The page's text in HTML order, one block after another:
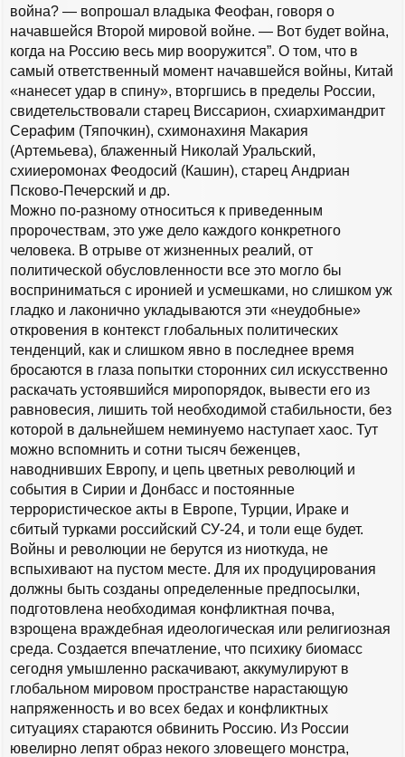
война? — вопрошал владыка Феофан, говоря о
начавшейся Второй мировой войне. — Вот будет война,
когда на Россию весь мир вооружится”. О том, что в
самый ответственный момент начавшейся войны, Китай
«нанесет удар в спину», вторгшись в пределы России,
свидетельствовали старец Виссарион, схиархимандрит
Серафим (Тяпочкин), схимонахиня Макария
(Артемьева), блаженный Николай Уральский,
схииеромонах Феодосий (Кашин), старец Андриан
Псково-Печерский и др.
Можно по-разному относиться к приведенным
пророчествам, это уже дело каждого конкретного
человека. В отрыве от жизненных реалий, от
политической обусловленности все это могло бы
восприниматься с иронией и усмешками, но слишком уж
гладко и лаконично укладываются эти «неудобные»
откровения в контекст глобальных политических
тенденций, как и слишком явно в последнее время
бросаются в глаза попытки сторонних сил искусственно
раскачать устоявшийся миропорядок, вывести его из
равновесия, лишить той необходимой стабильности, без
которой в дальнейшем неминуемо наступает хаос. Тут
можно вспомнить и сотни тысяч беженцев,
наводнивших Европу, и цепь цветных революций и
события в Сирии и Донбасс и постоянные
террористическое акты в Европе, Турции, Ираке и
сбитый турками российский СУ-24, и толи еще будет.
Войны и революции не берутся из ниоткуда, не
вспыхивают на пустом месте. Для их продуцирования
должны быть созданы определенные предпосылки,
подготовлена необходимая конфликтная почва,
взрощена враждебная идеологическая или религиозная
среда. Создается впечатление, что психику биомасс
сегодня умышленно раскачивают, аккумулируют в
глобальном мировом пространстве нарастающую
напряженность и во всех бедах и конфликтных
ситуациях стараются обвинить Россию. Из России
ювелирно лепят образ некого зловещего монстра,